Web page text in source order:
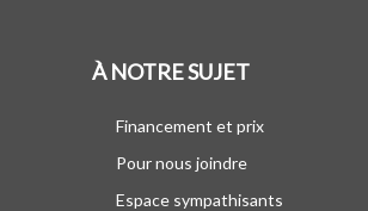
À NOTRE SUJET
Financement et prix
Pour nous joindre
Espace sympathisants